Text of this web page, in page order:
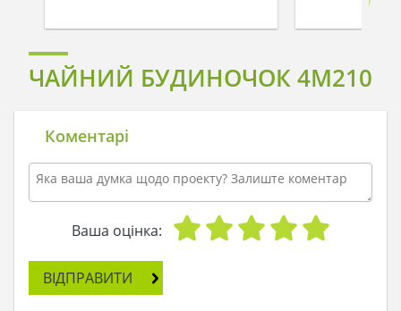
ЧАЙНИЙ БУДИНОЧОК 4M210
Коментарі
Ваша оцінка:
ВІДПРАВИТИ